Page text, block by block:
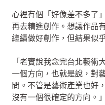
心裡有個「好像差不多了
再去精進創作。想讓作品
繼續做好創作，但結果似
「老實說我念完台北藝術
一個方向，也就是說，對
問。不管是藝術產業也好
沒有一個很確定的方向。